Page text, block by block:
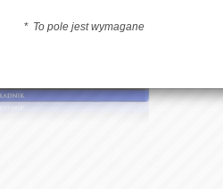
To pole jest wymagane